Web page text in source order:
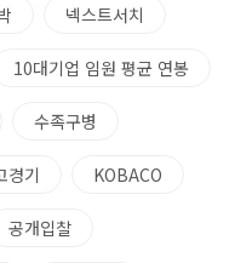
넥스트서치
10대기업 임원 평균 연봉
수족구병
경기 KOBACO
공개입찰